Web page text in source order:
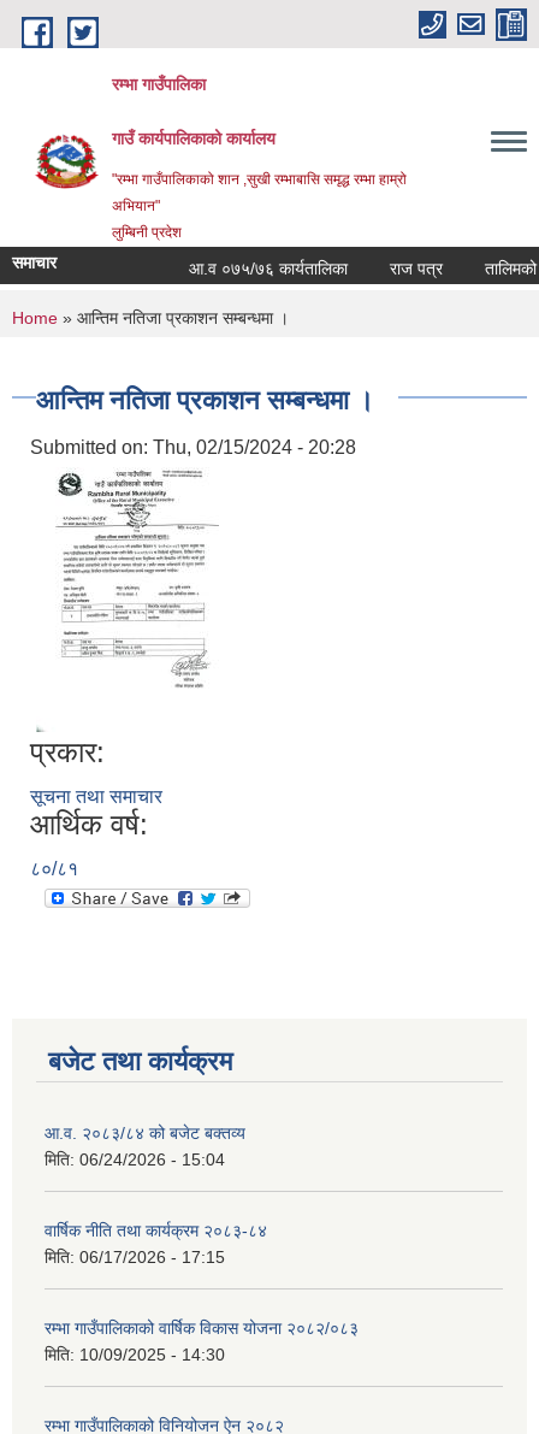
Skip to main content
रम्भा गाउँपालिका
गाउँ कार्यपालिकाको कार्यालय
"रम्भा गाउँपालिकाको शान ,सुखी रम्भाबासि समृद्ध रम्भा हाम्रो
अभियान"
लुम्बिनी प्रदेश
समाचार आ.व ०७५/७६ कार्यतालिका राज पत्र तालिमको
You are here
Home » आन्तिम नतिजा प्रकाशन सम्बन्धमा ।
आन्तिम नतिजा प्रकाशन सम्बन्धमा ।
Submitted on: Thu, 02/15/2024 - 20:28
प्रकार:
सूचना तथा समाचार
आर्थिक वर्ष:
८०/८१
बजेट तथा कार्यक्रम
आ.व. २०८३/८४ को बजेट बक्तव्य
मिति: 06/24/2026 - 15:04
वार्षिक नीति तथा कार्यक्रम २०८३-८४
मिति: 06/17/2026 - 17:15
रम्भा गाउँपालिकाको वार्षिक विकास योजना २०८२/०८३
मिति: 10/09/2025 - 14:30
रम्भा गाउँपालिकाको विनियोजन ऐन २०८२